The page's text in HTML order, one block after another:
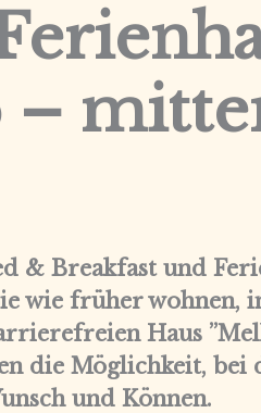
–
& Breakfast und
wie früher wohnen,
Haus
die Möglichkeit, bei
und Können.